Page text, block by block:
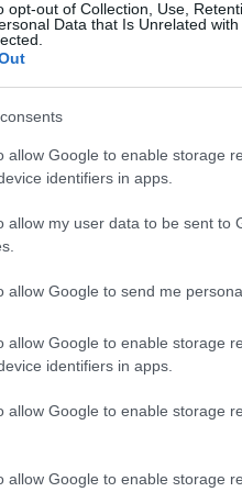
opt-out of Collection, Use,
Data that Is Unrelated
allow Google to enable storage
identifiers in apps.
allow my user data to be sent to
allow Google to send me
allow Google to enable storage
identifiers in apps.
allow Google to enable storage
allow Google to enable storage
és mindent megtesz
felállíthassák.
a
más érdemes célok
1980-ban állították
egy halálmenetben